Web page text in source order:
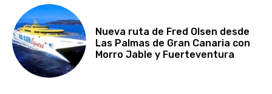
Nueva ruta de Fred Olsen desde
Las Palmas de Gran Canaria con
Morro Jable y Fuerteventura